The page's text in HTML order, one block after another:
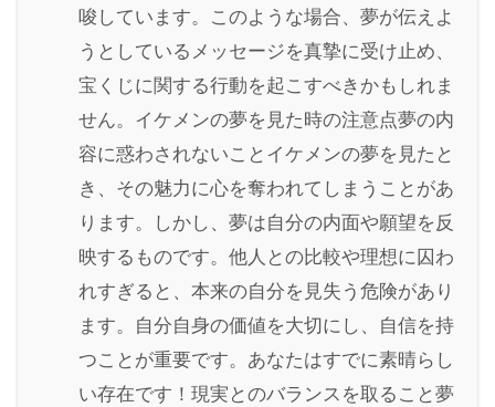
唆しています。このような場合、夢が伝えよ
うとしているメッセージを真摯に受け止め、
宝くじに関する行動を起こすべきかもしれま
せん。イケメンの夢を見た時の注意点夢の内
容に惑わされないことイケメンの夢を見たと
き、その魅力に心を奪われてしまうことがあ
ります。しかし、夢は自分の内面や願望を反
映するものです。他人との比較や理想に囚わ
れすぎると、本来の自分を見失う危険があり
ます。自分自身の価値を大切にし、自信を持
つことが重要です。あなたはすでに素晴らし
い存在です！現実とのバランスを取ること夢